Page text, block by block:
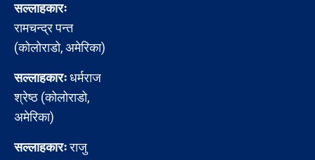
सल्लाहकारः
रामचन्द्र पन्त
(कोलोराडो, अमेरिका)
सल्लाहकारःधर्मराज
श्रेष्ठ (कोलोराडो,
अमेरिका)
सल्लाहकारःराजु